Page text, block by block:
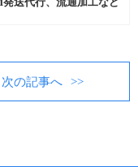
次の記事へ